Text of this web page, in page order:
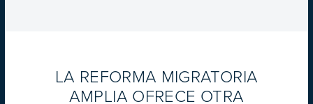
LA REFORMA MIGRATORIA
AMPLIA OFRECE OTRA